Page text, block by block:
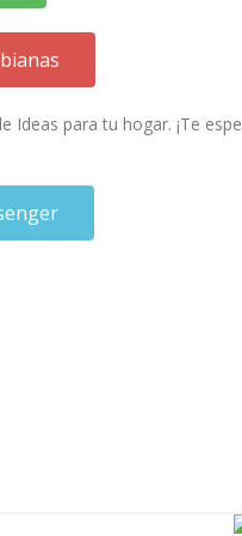
para tu hogar. ¡Te